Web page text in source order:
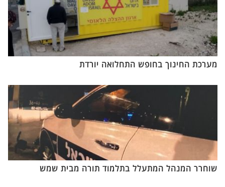
מערכת החינוך בחופש התחלואה יורדת
שוחרר המנהל המתעלל בתלמוד תורה מבית שמש